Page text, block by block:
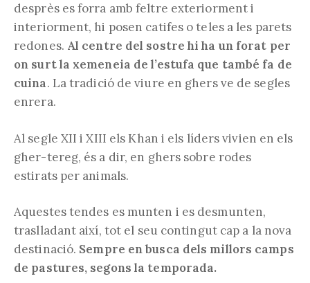
desprès es forra amb feltre exteriorment i
interiorment, hi posen catifes o teles a les parets
redones. Al centre del sostre hi ha un forat per
on surt la xemeneia de l’estufa que també fa de
cuina. La tradició de viure en ghers ve de segles
enrera.
Al segle XII i XIII els Khan i els líders vivien en els
gher-tereg, és a dir, en ghers sobre rodes
estirats per animals.
Aquestes tendes es munten i es desmunten,
traslladant així, tot el seu contingut cap a la nova
destinació. Sempre en busca dels millors camps
de pastures, segons la temporada.